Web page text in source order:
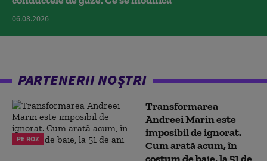
06.08.2026
PARTENERII NOȘTRI
PE ROZ
Transformarea
Andreei Marin este
imposibil de ignorat.
Cum arată acum, în